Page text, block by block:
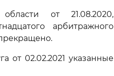
от 21.08.2020,
арбитражного
от 02.02.2021 указанные